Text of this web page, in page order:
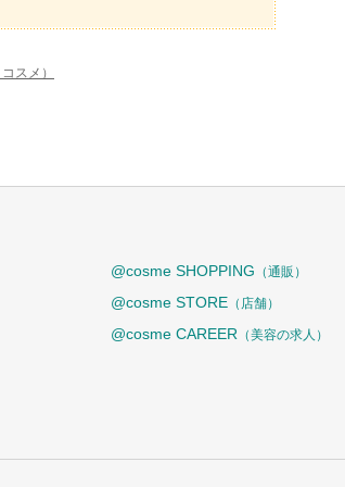
スメ）
@cosme SHOPPING （通販）
@cosme STORE （店舗）
@cosme CAREER （美容の求人）